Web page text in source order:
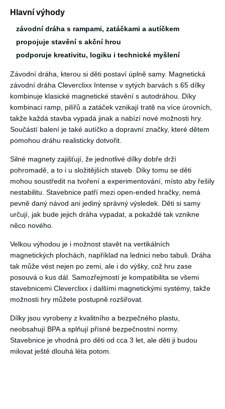
Hlavní výhody
závodní dráha s rampami, zatáčkami a autíčkem
propojuje stavění s akční hrou
podporuje kreativitu, logiku i technické myšlení
Závodní dráha, kterou si děti postaví úplně samy. Magnetická
závodní dráha Cleverclixx Intense v sytých barvách s 65 dílky
kombinuje klasické magnetické stavění s autodráhou. Díky
kombinaci ramp, pilířů a zatáček vznikají tratě na více úrovních,
takže každá stavba vypadá jinak a nabízí nové možnosti hry.
Součástí balení je také autíčko a dopravní značky, které dětem
pomohou dráhu realisticky dotvořit.
Silné magnety zajišťují, že jednotlivé dílky dobře drží
pohromadě, a to i u složitějších staveb. Díky tomu se děti
mohou soustředit na tvoření a experimentování, místo aby řešily
nestabilitu. Stavebnice patří mezi open-ended hračky, nemá
pevně daný návod ani jediný správný výsledek. Děti si samy
určují, jak bude jejich dráha vypadat, a pokaždé tak vznikne
něco nového.
Velkou výhodou je i možnost stavět na vertikálních
magnetických plochách, například na lednici nebo tabuli. Dráha
tak může vést nejen po zemi, ale i do výšky, což hru zase
posouvá o kus dál. Samozřejmostí je kompatibilita se všemi
stavebnicemi Cleverclixx i dalšími magnetickými systémy, takže
možnosti hry můžete postupně rozšiřovat.
Dílky jsou vyrobeny z kvalitního a bezpečného plastu,
neobsahují BPA a splňují přísné bezpečnostní normy.
Stavebnice je vhodná pro děti od cca 3 let, ale děti ji budou
milovat ještě dlouhá léta potom.